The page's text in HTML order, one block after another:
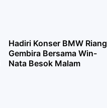
Hadiri Konser BMW Riang
Gembira Bersama Win-
Nata Besok Malam